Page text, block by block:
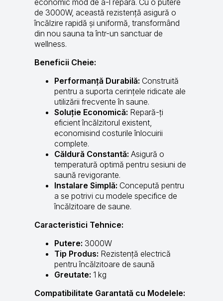
de 3000W, această rezistență asigură o
încălzire rapidă și uniformă, transformând
din nou sauna ta într-un sanctuar de
wellness.
Beneficii Cheie:
Performanță Durabilă: Construită
pentru a suporta cerințele ridicate ale
utilizării frecvente în saune.
Soluție Economică: Repară-ți
eficient încălzitorul existent,
economisind costurile înlocuirii
complete.
Căldură Constantă: Asigură o
temperatură optimă pentru sesiuni de
saună revigorante.
Instalare Simplă: Concepută pentru
a se potrivi cu modele specifice de
încălzitoare de saune.
Caracteristici Tehnice:
Putere: 3000W
Tip Produs: Rezistență electrică
pentru încălzitoare de saună
Greutate: 1 kg
Compatibilitate Garantată cu Modelele: